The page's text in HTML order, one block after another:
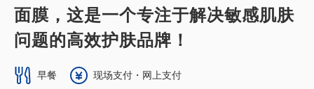
面膜，这是一个专注于解决敏感肌肤
问题的高效护肤品牌！
早餐 现场支付・网上支付